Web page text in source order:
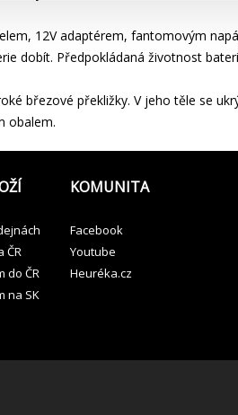
12V adaptérem, fantomovým
dobít. Předpokládaná životnost
březové překližky. V jeho těle se
obalem.
ČR
do ČR
na SK
KOMUNITA
Facebook
Youtube
Heuréka.cz